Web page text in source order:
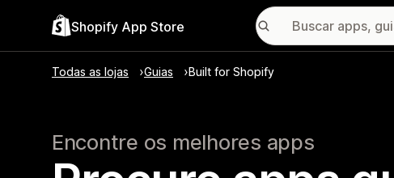
Shopify App Store
Todas as lojas Guias Built for Shopify
Encontre os melhores apps